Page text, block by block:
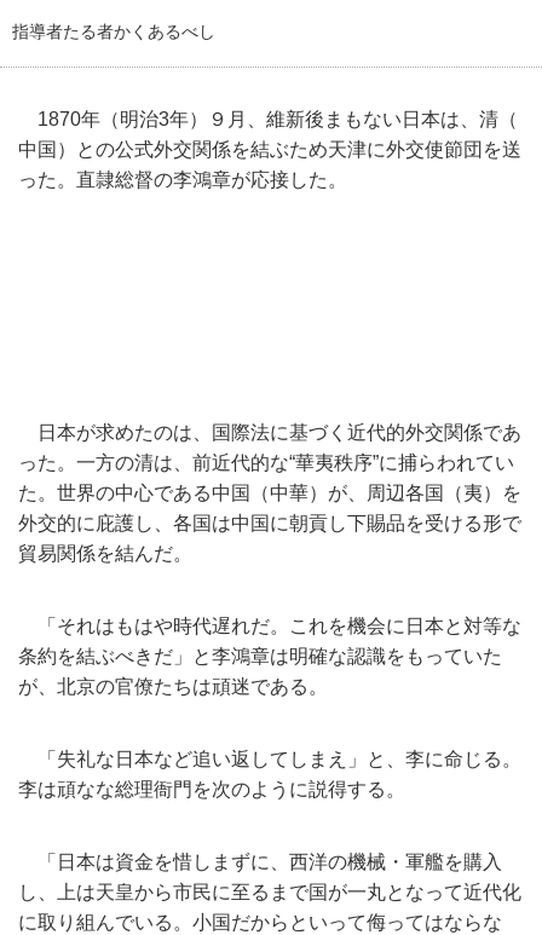
指導者たる者かくあるべし
1870年（明治3年）９月、維新後まもない日本は、清（
中国）との公式外交関係を結ぶため天津に外交使節団を送
った。 直隷総督の李鴻章が応接した。
日本が求めたのは、国際法に基づく近代的外交関係であ
った。 一方の清は、前近代的な“華夷秩序”に捕らわれてい
た。 世界の中心である中国（中華）が、周辺各国（夷）
を
外交的に庇護し、 各国は中国に朝貢し下賜品を受ける形で
貿易関係を結んだ。
「それはもはや時代遅れだ。
これを機会に日本と対等な
条約を結ぶべきだ」
と李鴻章は明確な認識をもっていた
が、 北京の官僚たちは頑迷である。
「失礼な日本など追い返してしまえ」と、李に命じる。
李は頑なな総理衙門を次のように説得する。
「日本は資金を惜しまずに、西洋の機械・軍艦を購入
し、
上は天皇から市民に至るまで国が一丸となって近代化
に取り組んでいる。小国だからといって侮ってはならな